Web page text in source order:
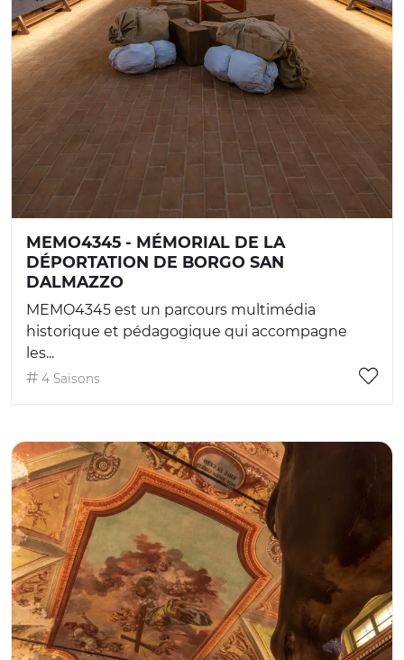
MEMO4345 - MÉMORIAL DE LA
DÉPORTATION DE BORGO SAN
DALMAZZO
MEMO4345 est un parcours multimédia
historique et pédagogique qui accompagne
les...
4 Saisons